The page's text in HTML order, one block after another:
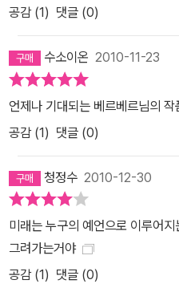
주인공의 생각 속으로 들어가는
장들이 번갈아 오게 했습니다. 독
이죠. 왜냐면 여기서 중요한 것은
해하는 거니까요. 르 푸앵 : 당신이 처음으로 여성의 몸 안으로 들어간
것 같은데요. 베르베르 : 주인공 카
람들과 소통을 못하지만, 미래는
여성들을 취재했습니다. 한 여성
이것은 작가로서는 참으로 재미있
성(異他性) 유희는 나의 모든 작
서본다는 것, 이것은 세계를 다른
isionnaires들을 복권시키고 싶은
공감 (1) 댓글 (0)
수소이온 2010-11-23
언제나 기대되는 베르베르님의 작
공감 (1) 댓글 (0)
청정수 2010-12-30
미래는 누구의 예언으로 이루어
그려가는거야
공감 (1) 댓글 (0)